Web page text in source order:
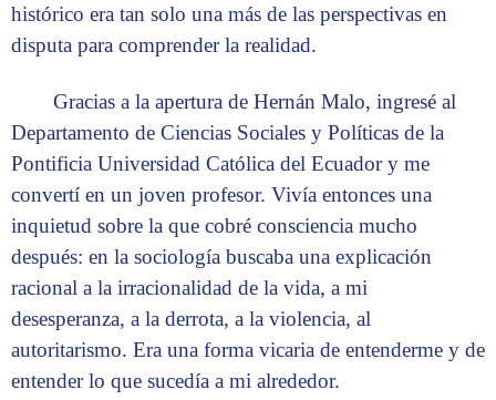
histórico era tan solo una más de las perspectivas en
disputa para comprender la realidad.
Gracias a la apertura de Hernán Malo, ingresé al
Departamento de Ciencias Sociales y Políticas de la
Pontificia Universidad Católica del Ecuador y me
convertí en un joven profesor. Vivía entonces una
inquietud sobre la que cobré consciencia mucho
después: en la sociología buscaba una explicación
racional a la irracionalidad de la vida, a mi
desesperanza, a la derrota, a la violencia, al
autoritarismo. Era una forma vicaria de entenderme y de
entender lo que sucedía a mi alrededor.